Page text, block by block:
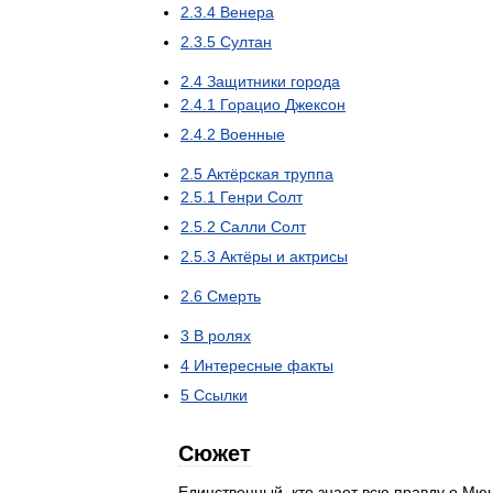
2 3 4 Венера
2 3 5 Султан
2 4 Защитники города
2 4 1 Горацио Джексон
2 4 2 Военные
2 5 Актёрская труппа
2 5 1 Генри Солт
2 5 2 Салли Солт
2 5 3 Актёры и актрисы
2 6 Смерть
3 В ролях
4 Интересные факты
5 Ссылки
Сюжет